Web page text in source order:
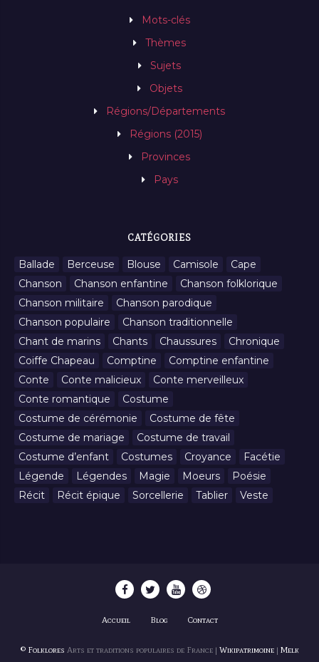
Mots-clés
Thèmes
Sujets
Objets
Régions/Départements
Régions (2015)
Provinces
Pays
CATÉGORIES
Ballade Berceuse Blouse Camisole
Cape
Chanson
Chanson enfantine
Chanson folklorique
Chanson militaire
Chanson parodique
Chanson populaire
Chanson traditionnelle
Chant de marins
Chants Chaussures
Chronique
Coiffe Chapeau
Comptine
Comptine enfantine
Conte
Conte malicieux
Conte merveilleux
Conte romantique
Costume
Costume de cérémonie
Costume de fête
Costume de mariage
Costume de travail
Costume d’enfant
Costumes Croyance
Facétie
Légende
Légendes Magie Moeurs
Poésie
Récit
Récit épique Sorcellerie Tablier Veste
Accueil Blog Contact
© Folklores Arts et traditions populaires de France | Wikipatrimoine| Melk